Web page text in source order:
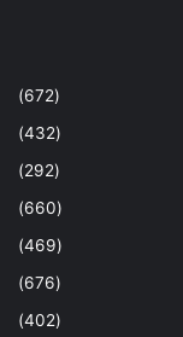
(672)
(432)
(292)
(660)
(469)
(676)
(402)